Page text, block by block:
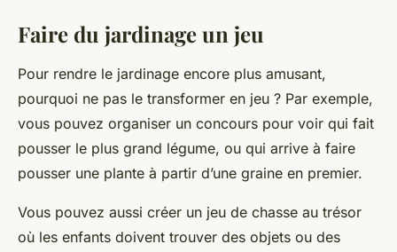
Faire du jardinage un jeu
Pour rendre le jardinage encore plus amusant,
pourquoi ne pas le transformer en jeu ? Par exemple,
vous pouvez organiser un concours pour voir qui fait
pousser le plus grand légume, ou qui arrive à faire
pousser une plante à partir d’une graine en premier.
Vous pouvez aussi créer un jeu de chasse au trésor
où les enfants doivent trouver des objets ou des